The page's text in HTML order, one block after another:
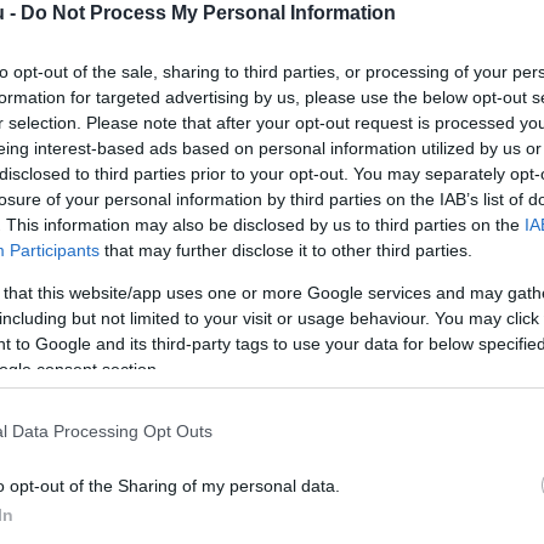
- Do Not Process My Personal Information
opt-out of the sale, sharing to third parties, or processing of your
for targeted advertising by us, please use the below opt-out
selection. Please note that after your opt-out request is processed
interest-based ads based on personal information utilized by us
to third parties prior to your opt-out. You may separately
of your personal information by third parties on the IAB’s list of
This information may also be disclosed by us to third parties on the
Participants that may further disclose it to other third parties.
that this website/app uses one or more Google services and may
but not limited to your visit or usage behaviour. You may
to Google and its third-party tags to use your data for below
consent section.
Data Processing Opt Outs
opt-out of the Sharing of my personal data.
megóvásának, valamint a jóhiszemű
eltiltották és 30.000 forint bírságot szabtak
ugyanakkor, hogy a képviselő akadályozta
szabad akarat érvényesülését.
jelöltjét, Csőszi Attilát is megpróbálta provokálni.